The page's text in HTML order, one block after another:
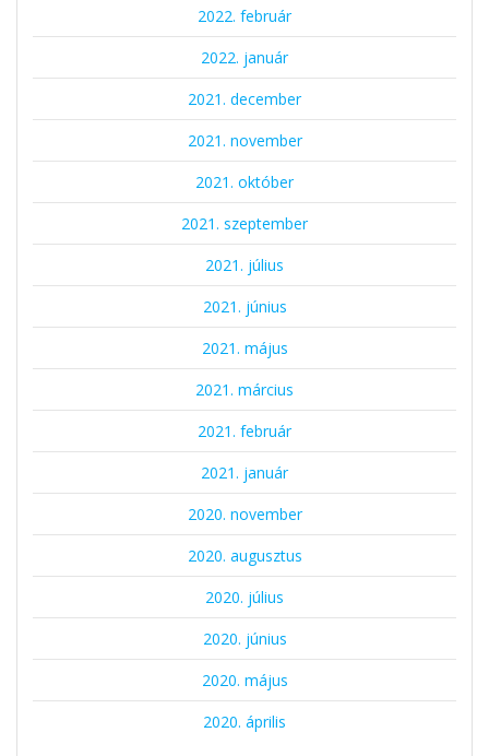
2022. február
2022. január
2021. december
2021. november
2021. október
2021. szeptember
2021. július
2021. június
2021. május
2021. március
2021. február
2021. január
2020. november
2020. augusztus
2020. július
2020. június
2020. május
2020. április